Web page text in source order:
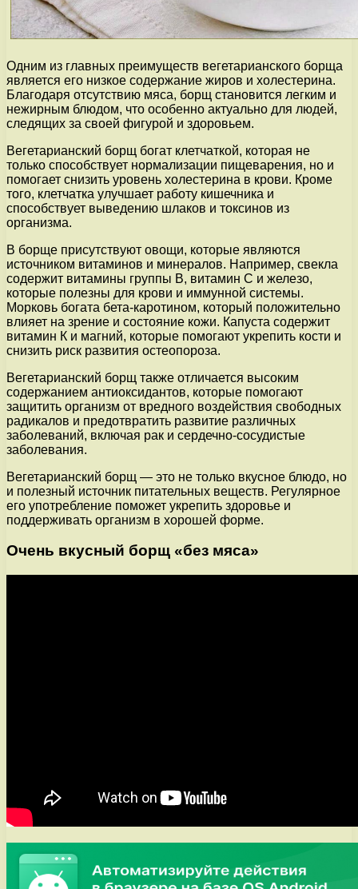
Одним из главных преимуществ вегетарианского борща
является его низкое содержание жиров и холестерина.
Благодаря отсутствию мяса, борщ становится легким и
нежирным блюдом, что особенно актуально для людей,
следящих за своей фигурой и здоровьем.
Вегетарианский борщ богат клетчаткой, которая не
только способствует нормализации пищеварения, но и
помогает снизить уровень холестерина в крови. Кроме
того, клетчатка улучшает работу кишечника и
способствует выведению шлаков и токсинов из
организма.
В борще присутствуют овощи, которые являются
источником витаминов и минералов. Например, свекла
содержит витамины группы В, витамин С и железо,
которые полезны для крови и иммунной системы.
Морковь богата бета-каротином, который положительно
влияет на зрение и состояние кожи. Капуста содержит
витамин К и магний, которые помогают укрепить кости и
снизить риск развития остеопороза.
Вегетарианский борщ также отличается высоким
содержанием антиоксидантов, которые помогают
защитить организм от вредного воздействия свободных
радикалов и предотвратить развитие различных
заболеваний, включая рак и сердечно-сосудистые
заболевания.
Вегетарианский борщ — это не только вкусное блюдо, но
и полезный источник питательных веществ. Регулярное
его употребление поможет укрепить здоровье и
поддерживать организм в хорошей форме.
Очень вкусный борщ «без мяса»